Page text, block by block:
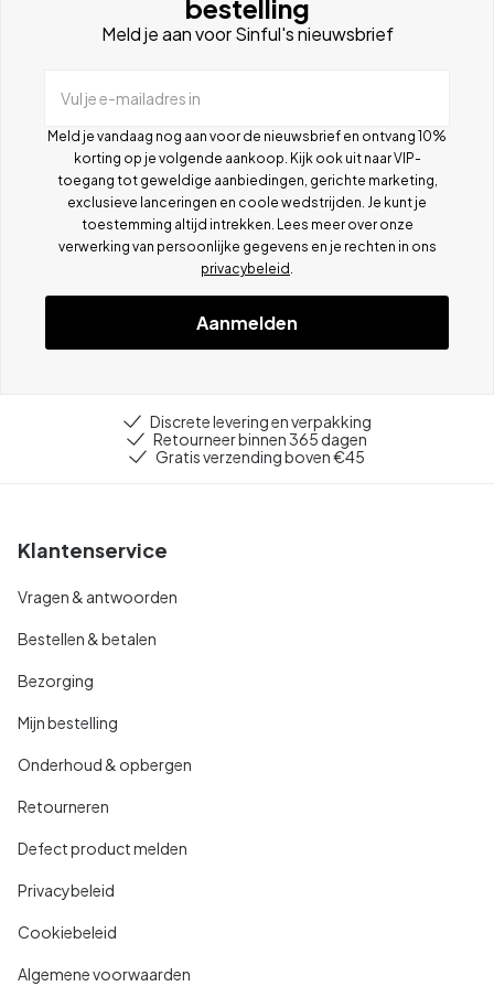
bestelling
Meld je aan voor Sinful's nieuwsbrief
Vul je e-mailadres in
Meld je vandaag nog aan voor de nieuwsbrief en ontvang 10%
korting op je volgende aankoop. Kijk ook uit naar VIP-
toegang tot geweldige aanbiedingen, gerichte marketing,
exclusieve lanceringen en coole wedstrijden. Je kunt je
toestemming altijd intrekken. Lees meer over onze
verwerking van persoonlijke gegevens en je rechten in ons
privacybeleid
Aanmelden
Discrete levering en verpakking
Retourneer binnen 365 dagen
Gratis verzending boven €45
Klantenservice
Vragen & antwoorden
Bestellen & betalen
Bezorging
Mijn bestelling
Onderhoud & opbergen
Retourneren
Defect product melden
Privacybeleid
Cookiebeleid
Algemene voorwaarden